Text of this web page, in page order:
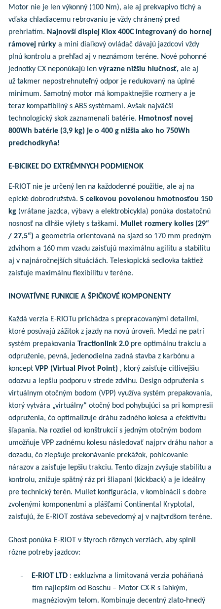
Motor nie je len výkonný (100 Nm), ale aj prekvapivo tichý a
vďaka chladiacemu rebrovaniu je vždy chránený pred
prehriatím. Najnovší displej Kiox 400C integrovaný do hornej
rámovej rúrkya mini diaľkový ovládač dávajú jazdcovi vždy
plnú kontrolu a prehľad aj v neznámom teréne. Nové pohonné
jednotky CX neponúkajú len výrazne nižšiu hlučnosť, ale aj
užtakmer nepostrehnuteľný odpor je redukovaný na úplné
minimum. Samotný motor má kompaktnejšie rozmery a je
teraz kompatibilný s ABS systémami. Avšak najväčší
technologický skok zaznamenali batérie. Hmotnosť novej
800Wh batérie (3,9 kg) je o 400 g nižšia ako ho 750Wh
predchodkyňa!
E-BICIKEĽ DO EXTRÉMNYCH PODMIENOK
E-RIOT nie je určený len na každodenné použitie, ale aj na
epické dobrodružstvá. S celkovou povolenou hmotnosťou 150
kg(vrátane jazdca, výbavy a elektrobicykla) ponúka dostatočnú
nosnosť na dlhšie výlety s taškami. Mullet rozmery kolies (29“
/ 27,5“) a geometria orientovaná na sjazd so 170 mm predným
zdvihom a 160 mm vzadu zaisťujú maximálnu agilitu a stabilitu
aj v najnáročnejších situáciách. Teleskopická sedlovka taktiež
zaisťuje maximálnu flexibilitu v teréne.
INOVATÍVNE FUNKCIE A ŠPIČKOVÉ KOMPONENTY
Každá verzia E-RIOTu prichádza s prepracovanými detailmi,
ktoré posúvajú zážitok z jazdy na novú úroveň. Medzi ne patrí
systém prepakovania Tractionlink 2.0pre optimálnu trakciu a
odpruženie, pevná, jedenodielna zadná stavba z karbónu a
koncept VPP (Virtual Pivot Point) , ktorý zaisťuje citlivejšiu
odozvu a lepšiu podporu v strede zdvihu. Design odpruženia s
virtuálnym otočným bodom (VPP) využíva systém prepakovania,
ktorý vytvára „virtuálny“ otočný bod pohybujúci sa pri kompresii
odpruženia, čo optimalizuje dráhu zadného kolesa a efektivitu
šľapania. Na rozdiel od konštrukcií s jedným otočným bodom
umožňuje VPP zadnému kolesu následovať najprv dráhu nahor a
dozadu, čo zlepšuje prekonávanie prekážok, pohlcovanie
nárazov a zaisťuje lepšiu trakciu. Tento dizajn zvyšuje stabilitu a
kontrolu, znižuje spätný ráz pri šliapaní (kickback) a je ideálny
pre technický terén. Mullet konfigurácia, v kombinácii s dobre
zvolenými komponentmi a plášťami Continental Kryptotal,
zaisťujú, že E-RIOT zostáva sebevedomý aj v najtvrdšom teréne.
Ghost ponúka E-RIOT v štyroch rôznych verziách, aby splnil
rôzne potreby jazdcov:
– E-RIOT LTD: exkluzívna a limitovaná verzia poháňaná
tím najlepším od Boschu – Motor CX-R s ľahkým,
magnéziovým telom. Kombinuje decentný zlato-hnedý